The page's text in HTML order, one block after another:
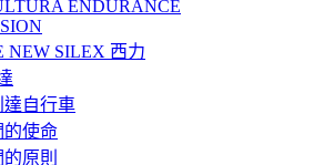
ENDURANCE
NEW SILEX 西力
達自行車
的使命
原則